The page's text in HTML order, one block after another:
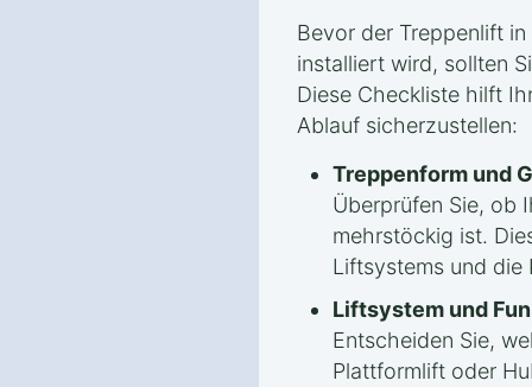
Bevor der Treppenlift
installiert wird, sollten
Diese Checkliste hilft
Ablauf sicherzustellen:
Treppenform und
Überprüfen Sie, ob
mehrstöckig ist.
Liftsystems und die
Liftsystem und
Entscheiden Sie,
Plattformlift oder